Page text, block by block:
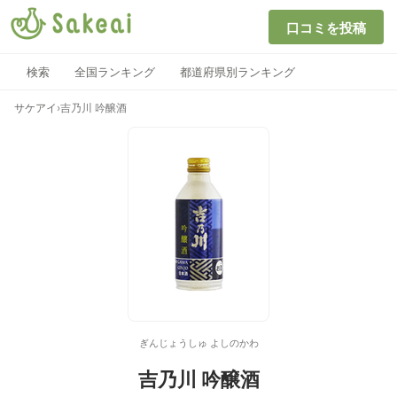
口コミを投稿
検索 全国ランキング 都道府県別ランキング
サケアイ ›吉乃川 吟醸酒
ぎんじょうしゅ よしのかわ
吉乃川 吟醸酒